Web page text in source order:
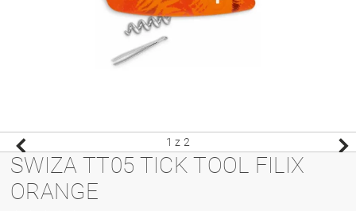
1 z 2
SWIZA TT05 TICK TOOL FILIX
ORANGE